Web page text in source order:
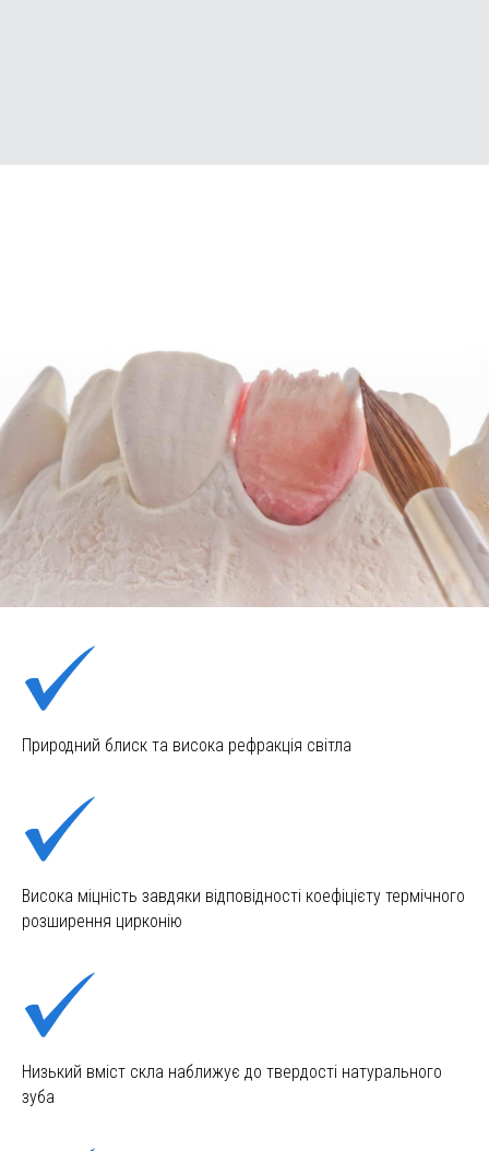
Природний блиск та висока рефракція світла
Висока міцність завдяки відповідності коефіцієту термічного
розширення цирконію
Низький вміст скла наближує до твердості натурального
зуба